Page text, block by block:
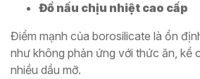
Đồ nấu chịu nhiệt cao cấp
Điểm mạnh của borosilicate là ổn
như không phản ứng với thức ăn, kể
nhiều dầu mỡ.